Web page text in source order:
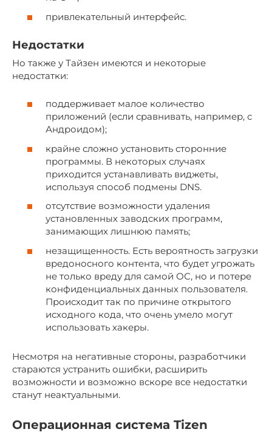
привлекательный интерфейс.
Недостатки
Но также у Тайзен имеются и некоторые
недостатки:
поддерживает малое количество
приложений (если сравнивать, например, с
Андроидом);
крайне сложно установить сторонние
программы. В некоторых случаях
приходится устанавливать виджеты,
используя способ подмены DNS.
отсутствие возможности удаления
установленных заводских программ,
занимающих лишнюю память;
незащищенность. Есть вероятность загрузки
вредоносного контента, что будет угрожать
не только вреду для самой ОС, но и потере
конфиденциальных данных пользователя.
Происходит так по причине открытого
исходного кода, что очень умело могут
использовать хакеры.
Несмотря на негативные стороны, разработчики
стараются устранить ошибки, расширить
возможности и возможно вскоре все недостатки
станут неактуальными.
Операционная система Tizen